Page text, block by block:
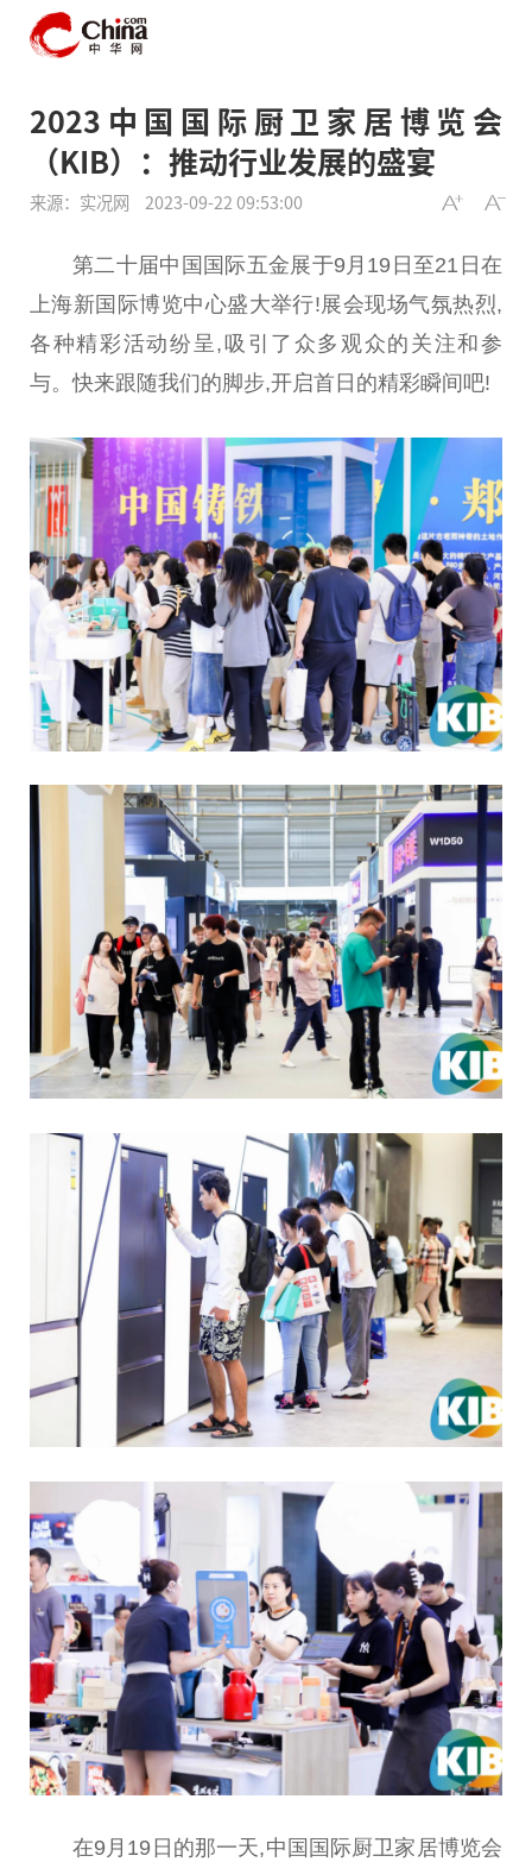
2023中国国际厨卫家居博览会
（KIB）：推动行业发展的盛宴
来源：实况网 2023-09-22 09:53:00
第二十届中国 国际五金展于9月19日至21日在
上海新国际博览中心盛大举行!展会现场气氛热烈,
各种精彩活动纷呈,吸引了众多观众的关注和参
与。快来跟随我们的脚步,开启首日的精彩瞬间吧!
在9月19日的那一天,中国 国际厨卫家居博览会